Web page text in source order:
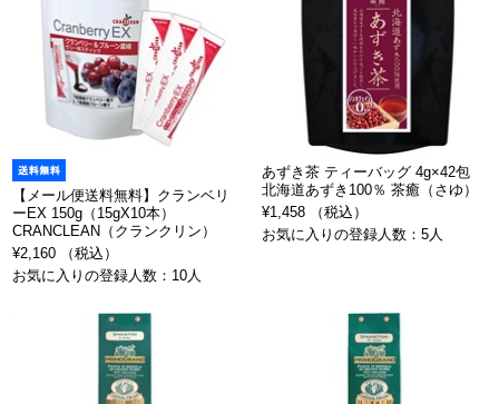
【メール便送料無料】クランベリ
ーEX 150g（15gX10本）
CRANCLEAN（クランクリン）
¥2,160 （税込）
お気に入りの登録人数：10人
あずき茶 ティーバッグ 4g×42包
北海道あずき100％ 茶癒（さゆ）
¥1,458 （税込）
お気に入りの登録人数：5人